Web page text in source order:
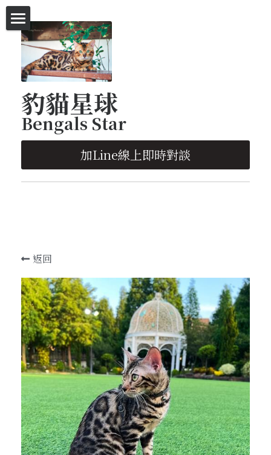
豹貓星球
Bengals Star
加Line線上即時對談
首頁
等家的豹貓
等家的豹貓-特價區
英短-代售區
塞爾凱克捲毛貓-代售區
豹貓明星-廣告拍攝
遛貓趣
貓咪招喚術
孟加拉豹猫-各類花纹(Pattern)超級詳解
養貓前的準備功課
粉絲頁官網連結
加LINE線上對談
聯絡我們
返回